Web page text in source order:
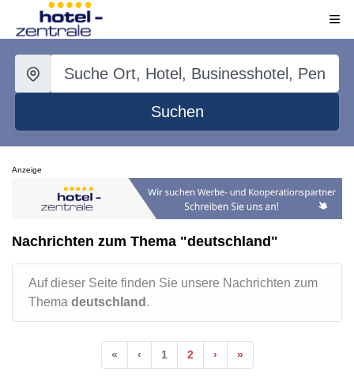
Suchen
Anzeige
Nachrichten zum Thema "deutschland"
Auf dieser Seite finden Sie unsere Nachrichten zum
Thema deutschland .
« ‹ 1 2 › »